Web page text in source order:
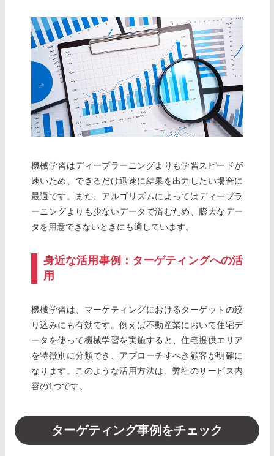
機械学習はディープラーニングよりも学習スピードが
速いため、できるだけ迅速に結果を出力したい場合に
最適です。また、アルゴリズムによってはディープラ
ーニングよりも少ないデータで済むため、膨大なデー
タを用意できないときにも適しています。
身近な活用事例：ターゲティングへの活
用
機械学習は、マーケティングにおけるターゲットの絞
り込みにも有効です。例えば不動産業において住宅デ
ータを使って機械学習を実施すると、住宅提供エリア
を特徴別に分類でき、アプローチすべき顧客が明確に
なります。このような活用方法は、弊社のサービス内
容の1つです。
ターゲティング事例をチェック